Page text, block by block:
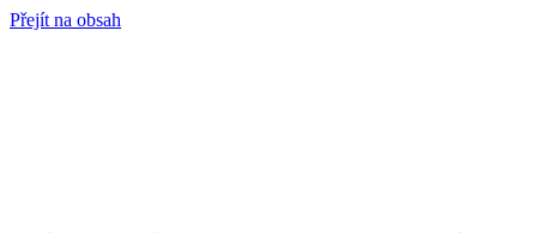
Přejít na obsah